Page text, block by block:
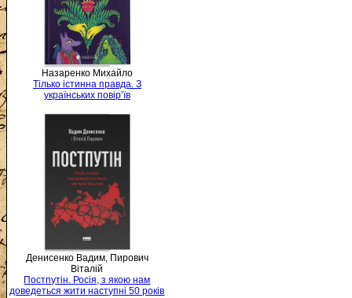
Назаренко Михайло
Тілько істинна правда. З
українських повір’їв
Денисенко Вадим, Пирович
Віталій
Постпутін. Росія, з якою нам
доведеться жити наступні 50 років